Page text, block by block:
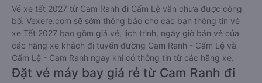
Vé xe tết 2027 từ Cam Ranh đi Cẩm Lệ vẫn chưa được công
bố. Vexere.com sẽ sớm thông báo cho các bạn thông tin vé
xe Tết 2027 bao gồm giá vé, lịch trình, ngày giờ bán vé của
các hãng xe khách đi tuyến đường Cam Ranh - Cẩm Lệ và
Cẩm Lệ - Cam Ranh ngay khi có thông tin từ các hãng xe.
Đặt vé máy bay giá rẻ từ Cam Ranh đi